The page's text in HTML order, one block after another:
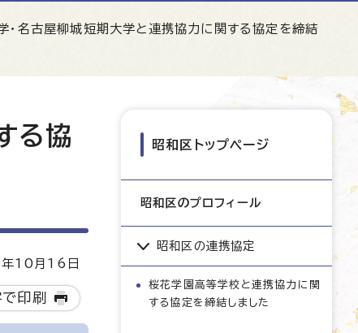
名古屋柳城短期大学と連携協力に関する協定を締結
る協
10月16日
印刷
昭和区トップページ
昭和区のプロフィール
昭和区の連携協定
桜花学園高等学校と連携協力に関
する協定を締結しました